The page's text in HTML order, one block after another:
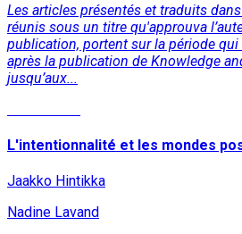
Les articles présentés et traduits
réunis sous un titre qu'approuva
publication, portent sur la période qui
après la publication de Knowledge
jusqu’aux...
L'intentionnalité et les mondes
Jaakko Hintikka
Nadine Lavand